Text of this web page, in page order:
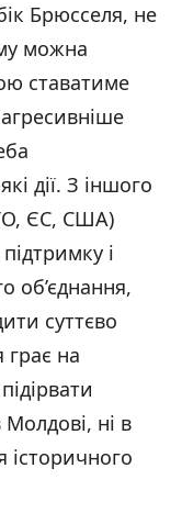
Брюсселя, не
можна
ставатиме
дії. З іншого
ЄС, США)
і
об’єднання,
суттєво
на
ні в
історичного